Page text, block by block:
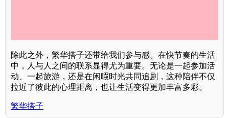
除此之外，繁华搭子还带给我们参与感。在快节奏的生活
中，人与人之间的联系显得尤为重要。无论是一起参加活
动、一起旅游，还是在闲暇时光共同追剧，这种陪伴不仅
拉近了彼此的心理距离，也让生活变得更加丰富多彩。
繁华搭子